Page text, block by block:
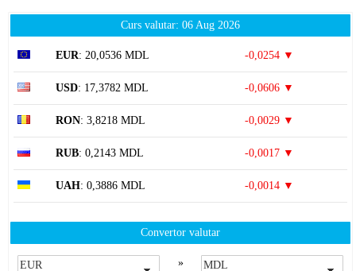
Curs valutar: 06 Aug 2026
EUR: 20,0536 MDL -0,0254 ▼
USD: 17,3782 MDL -0,0606 ▼
RON: 3,8218 MDL -0,0029 ▼
RUB: 0,2143 MDL -0,0017 ▼
UAH: 0,3886 MDL -0,0014 ▼
Convertor valutar
»